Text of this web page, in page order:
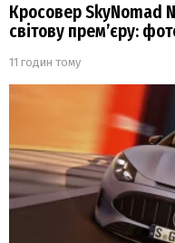
Кросовер SkyNomad
світову прем’єру:
11 годин тому